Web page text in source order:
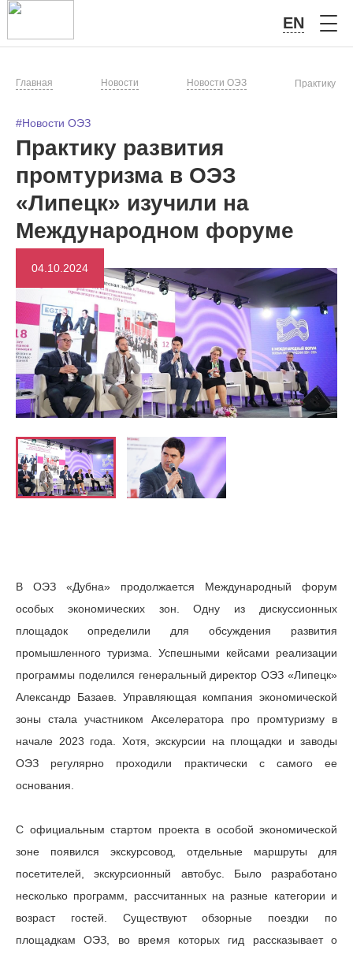
EN
Главная Новости Новости ОЭЗ Практику
#Новости ОЭЗ
Практику развития
промтуризма в ОЭЗ
«Липецк» изучили на
Международном форуме
04.10.2024
В ОЭЗ «Дубна» продолжается Международный форум
особых экономических зон. Одну из дискуссионных
площадок определили для обсуждения развития
промышленного туризма. Успешными кейсами реализации
программы поделился генеральный директор ОЭЗ «Липецк»
Александр Базаев. Управляющая компания экономической
зоны стала участником Акселератора про промтуризму в
начале 2023 года. Хотя, экскурсии на площадки и заводы
ОЭЗ регулярно проходили практически с самого ее
основания.
С официальным стартом проекта в особой экономической
зоне появился экскурсовод, отдельные маршруты для
посетителей, экскурсионный автобус. Было разработано
несколько программ, рассчитанных на разные категории и
возраст гостей. Существуют обзорные поездки по
площадкам ОЭЗ, во время которых гид рассказывает о